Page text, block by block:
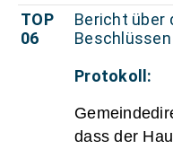
TOP
06
Bericht über
Beschlüssen
Protokoll:
dass der